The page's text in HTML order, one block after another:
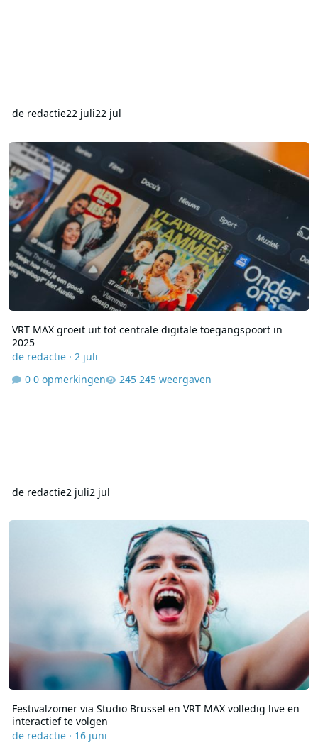
de redactie22 juli22 jul
VRT MAX groeit uit tot centrale digitale toegangspoort in 2025
VRT MAX groeit uit tot centrale digitale toegangspoort in
2025
de redactie· 2 juli
0 opmerkingen
245 weergaven
de redactie2 juli2 jul
Festivalzomer via Studio Brussel en VRT MAX volledig live en
Festivalzomer via Studio Brussel en VRT MAX volledig live en
interactief te volgen
de redactie· 16 juni